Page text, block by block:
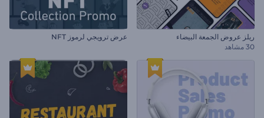
ريلز عروض الجمعة البيضاء
30 مشاهد
عرض ترويجي لرموز NFT